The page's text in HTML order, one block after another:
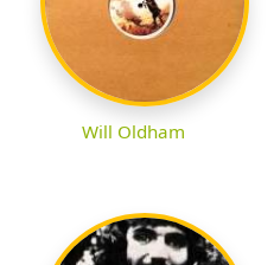
Will Oldham